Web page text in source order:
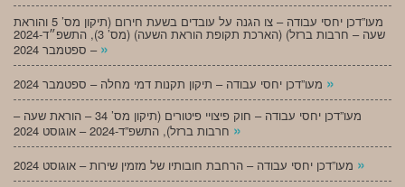
מעו”דכן יחסי עבודה – צו הגנה על עובדים בשעת חירום (תיקון מס’ 5 והוראת
שעה – חרבות ברזל) (הארכת תקופת הוראת השעה) (מס’ 3), התשפ״ד-2024
– ספטמבר 2024 »
»
מעו”דכן יחסי עבודה – חוק פיצויי פיטורים (תיקון מס’ 34 – הוראת שעה –
»
»